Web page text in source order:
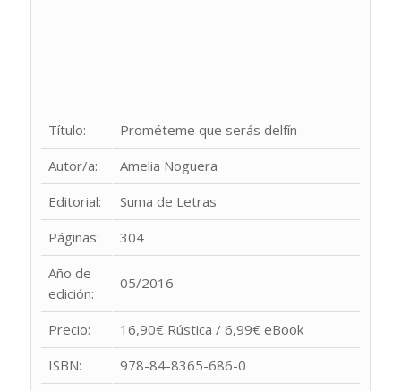
Título:
Prométeme que serás delfín
Autor/a:
Amelia Noguera
Editorial:
Suma de Letras
Páginas:
304
Año de
edición:
05/2016
Precio:
16,90€ Rústica / 6,99€ eBook
ISBN:
978-84-8365-686-0